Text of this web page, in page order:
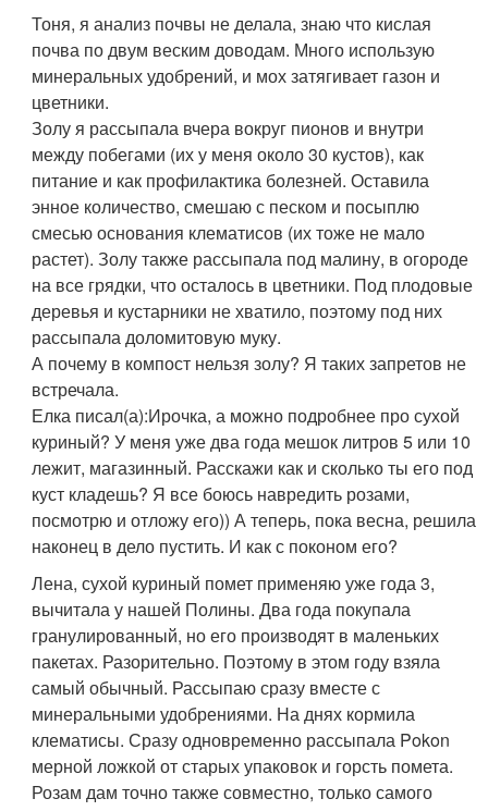
Тоня, я анализ почвы не делала, знаю что кислая
почва по двум веским доводам. Много использую
минеральных удобрений, и мох затягивает газон и
цветники.
Золу я рассыпала вчера вокруг пионов и внутри
между побегами (их у меня около 30 кустов), как
питание и как профилактика болезней. Оставила
энное количество, смешаю с песком и посыплю
смесью основания клематисов (их тоже не мало
растет). Золу также рассыпала под малину, в огороде
на все грядки, что осталось в цветники. Под плодовые
деревья и кустарники не хватило, поэтому под них
рассыпала доломитовую муку.
А почему в компост нельзя золу? Я таких запретов не
встречала.
Елка писал(а):Ирочка, а можно подробнее про сухой
куриный? У меня уже два года мешок литров 5 или 10
лежит, магазинный. Расскажи как и сколько ты его под
куст кладешь? Я все боюсь навредить розами,
посмотрю и отложу его)) А теперь, пока весна, решила
наконец в дело пустить. И как с поконом его?
Лена, сухой куриный помет применяю уже года 3,
вычитала у нашей Полины. Два года покупала
гранулированный, но его производят в маленьких
пакетах. Разорительно. Поэтому в этом году взяла
самый обычный. Рассыпаю сразу вместе с
минеральными удобрениями. На днях кормила
клематисы. Сразу одновременно рассыпала Pokon
мерной ложкой от старых упаковок и горсть помета.
Розам дам точно также совместно, только самого